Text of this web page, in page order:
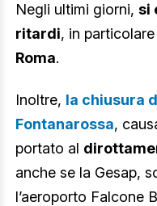
Negli ultimi giorni, si
ritardi, in particolare
Roma.
Inoltre, la chiusura
Fontanarossa,
portato al
anche se la Gesap,
l’aeroporto Falcone